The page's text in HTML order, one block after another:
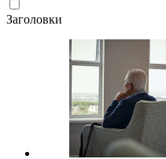
Заголовки